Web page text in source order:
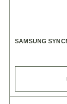
SAMSUNG